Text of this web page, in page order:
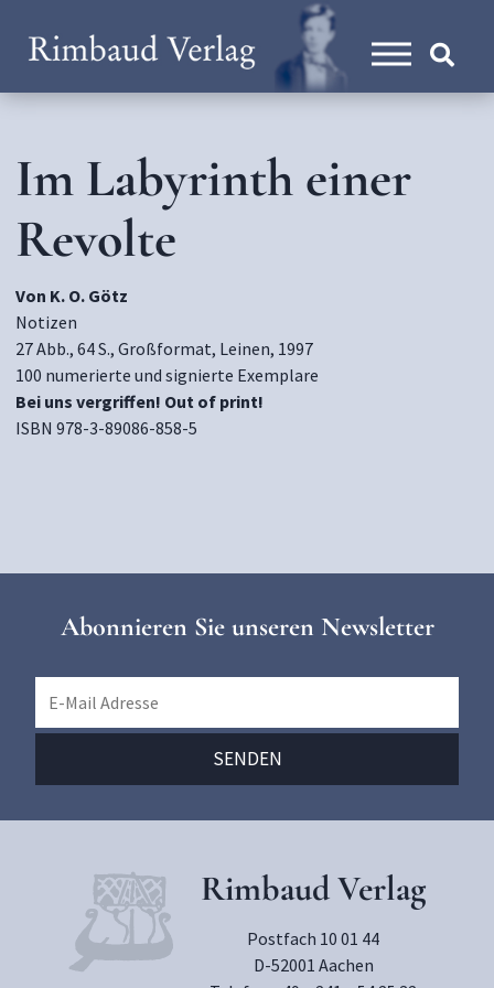
Im Labyrinth einer
Revolte
Von K. O. Götz
Notizen
27 Abb., 64 S., Großformat, Leinen, 1997
100 numerierte und signierte Exemplare
Bei uns vergriffen! Out of print!
ISBN 978-3-89086-858-5
Abonnieren Sie unseren Newsletter
Rimbaud Verlag
Postfach 10 01 44
D-52001 Aachen